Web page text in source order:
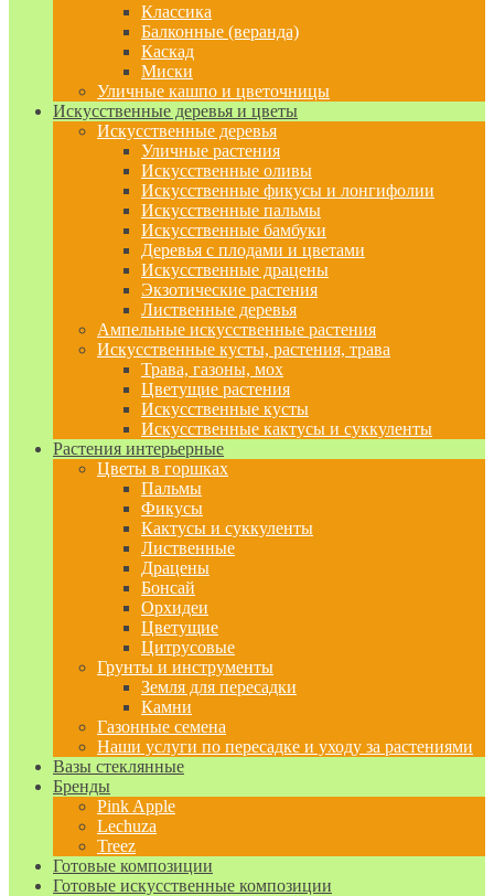
Классика
Балконные (веранда)
Каскад
Миски
Уличные кашпо и цветочницы
Искусственные деревья и цветы
Искусственные деревья
Уличные растения
Искусственные оливы
Искусственные фикусы и лонгифолии
Искусственные пальмы
Искусственные бамбуки
Деревья с плодами и цветами
Искусственные драцены
Экзотические растения
Лиственные деревья
Ампельные искусственные растения
Искусственные кусты, растения, трава
Трава, газоны, мох
Цветущие растения
Искусственные кусты
Искусственные кактусы и суккуленты
Растения интерьерные
Цветы в горшках
Пальмы
Фикусы
Кактусы и суккуленты
Лиственные
Драцены
Бонсай
Орхидеи
Цветущие
Цитрусовые
Грунты и инструменты
Земля для пересадки
Камни
Газонные семена
Наши услуги по пересадке и уходу за растениями
Вазы стеклянные
Бренды
Pink Apple
Lechuza
Treez
Готовые композиции
Готовые искусственные композиции